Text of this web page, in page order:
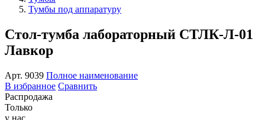
Тумбы под аппаратуру
Стол-тумба лабораторный СТЛК-Л-01
Лавкор
Арт. 9039 Полное наименование
В избранное Сравнить
Распродажа
Только
у нас